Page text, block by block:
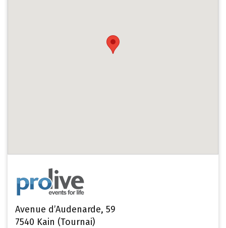
Avenue d’Audenarde, 59
7540 Kain (Tournai)